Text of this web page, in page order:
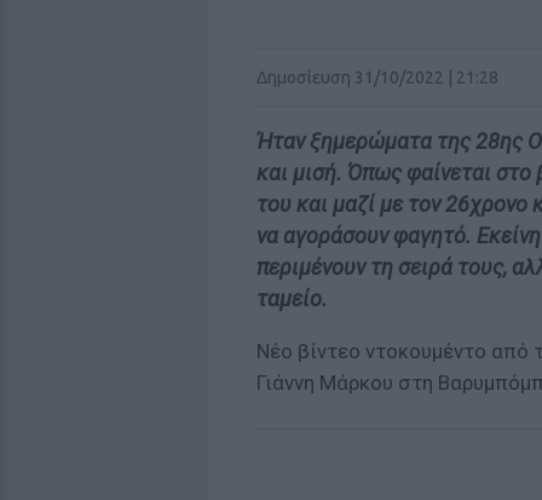
Δημοσίευση 31/10/2022 | 21:28
Ήταν ξημερώματα της 28ης
και μισή. Όπως φαίνεται στο
του και μαζί με τον 26χρονο
να αγοράσουν φαγητό.
περιμένουν τη σειρά τους,
ταμείο.
Νέο βίντεο ντοκουμέντο από
Γιάννη Μάρκου στη